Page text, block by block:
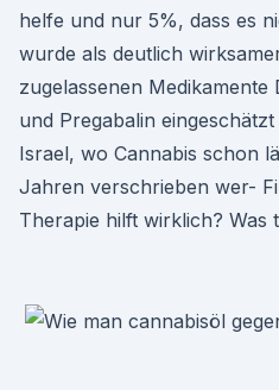
helfe und nur 5%, dass es
wurde als deutlich
zugelassenen
und Pregabalin
Israel, wo Cannabis schon
Jahren verschrieben wer-
Therapie hilft wirklich? Was